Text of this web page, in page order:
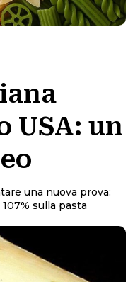
USA: un
una nuova prova:
sulla pasta